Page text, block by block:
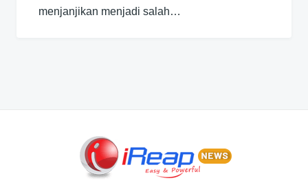
menjanjikan menjadi salah…